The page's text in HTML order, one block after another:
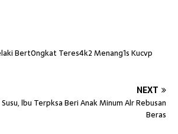
Bert0ngkat Teres4k2 Menang1s Kucvp
NEXT
lbu Terpksa Beri Anak Minum Alr Rebusan
Beras